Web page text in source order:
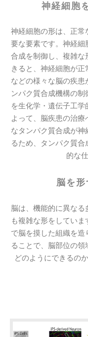
神経細胞
神経細胞の形は、正常
要な要素です。神経細
合成を制御し、複雑な
きると、神経細胞が
などの様々な脳の疾患
ンパク質合成機構の
を生化学・遺伝子工
よって、脳疾患の治
なタンパク質合成が
るため、タンパク質
的な
脳を形
脳は、機能的に異な
も複雑な形をしてい
で脳を摸した組織を
ることで、脳部位の
どのようにできるの